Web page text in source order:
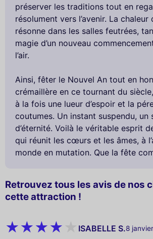
Retrouvez tous les avis de nos
cette attraction !
ISABELLE S.8
préserver les traditions tout en
résolument vers l’avenir. La chaleur
résonne dans les salles feutrées,
magie d’un nouveau
l’air.
Ainsi, fêter le Nouvel An tout en
crémaillère en ce tournant du
à la fois une lueur d’espoir et la
coutumes. Un instant suspendu, un
d’éternité. Voilà le véritable esprit
qui réunit les cœurs et les âmes, à
monde en mutation. Que la fête